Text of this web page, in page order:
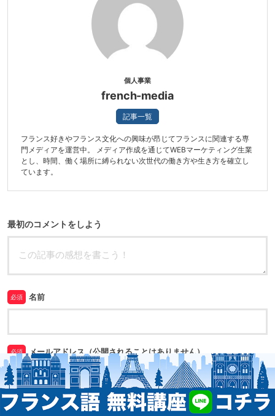
個人事業
french-media
記事一覧
フランス好きやフランス文化への興味が昂じてフランスに関連する専
門メディアを運営中。 メディア作成を通じてWEBマーケティング生業
とし、時間、働く場所に縛られない次世代の働き方や生き方を確立し
ています。
最初のコメントをしよう
必須 名前
必須 メールアドレス（公開されることはありません）